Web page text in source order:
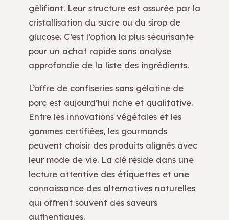
gélifiant. Leur structure est assurée par la
cristallisation du sucre ou du sirop de
glucose. C’est l’option la plus sécurisante
pour un achat rapide sans analyse
approfondie de la liste des ingrédients.
L’offre de confiseries sans gélatine de
porc est aujourd’hui riche et qualitative.
Entre les innovations végétales et les
gammes certifiées, les gourmands
peuvent choisir des produits alignés avec
leur mode de vie. La clé réside dans une
lecture attentive des étiquettes et une
connaissance des alternatives naturelles
qui offrent souvent des saveurs
authentiques.